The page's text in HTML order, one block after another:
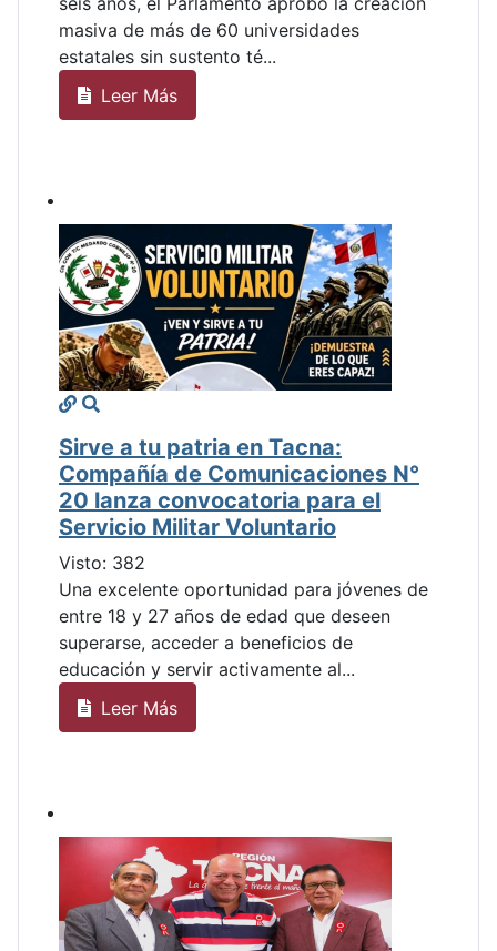
masiva de más de 60 universidades
estatales sin sustento té...
Leer Más
Sirve a tu patria en Tacna:
Compañía de Comunicaciones N°
20 lanza convocatoria para el
Servicio Militar Voluntario
Visto: 382
Una excelente oportunidad para jóvenes de
entre 18 y 27 años de edad que deseen
superarse, acceder a beneficios de
educación y servir activamente al...
Leer Más